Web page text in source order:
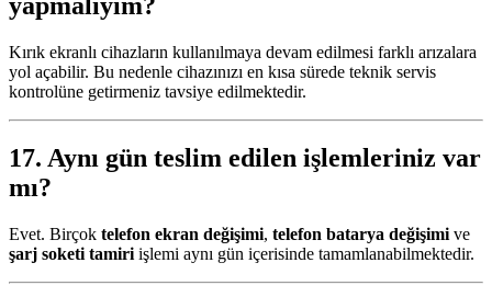
Kırık ekranlı cihazların kullanılmaya devam edilmesi farklı arızalara
yol açabilir. Bu nedenle cihazınızı en kısa sürede teknik servis
kontrolüne getirmeniz tavsiye edilmektedir.
17. Aynı gün teslim edilen işlemleriniz var
mı?
Evet. Birçok telefon ekran değişimi, telefon batarya değişimi ve
şarj soketi tamiri işlemi aynı gün içerisinde tamamlanabilmektedir.